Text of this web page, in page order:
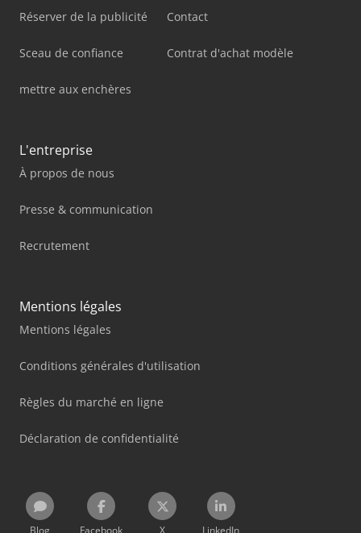
Réserver de la publicité
Sceau de confiance
mettre aux enchères
Contact
Contrat d'achat modèle
L'entreprise
À propos de nous
Presse & communication
Recrutement
Mentions légales
Mentions légales
Conditions générales d'utilisation
Règles du marché en ligne
Déclaration de confidentialité
Blog Facebook X LinkedIn